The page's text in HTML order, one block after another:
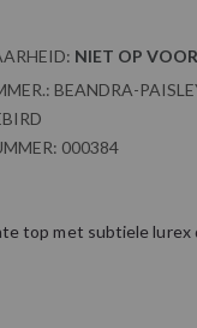
NIET OP
BEANDRA-
000384
top met subtiele